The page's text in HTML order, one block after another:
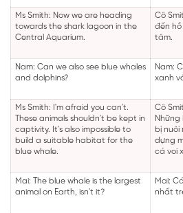
Ms Smith: Now we are heading
towards the shark lagoon in the
Central Aquarium.
Cô
đến hồ
tâm.
Nam: Can we also see blue whales
and dolphins?
Nam:
xanh
Ms Smith: I'm afraid you can't.
These animals shouldn't be kept in
captivity. It's also impossible to
build a suitable habitat for the
blue whale.
Cô
Những
bị nuôi
dựng
cá voi
Mai: The blue whale is the largest
animal on Earth, isn't it?
Mai:
nhất